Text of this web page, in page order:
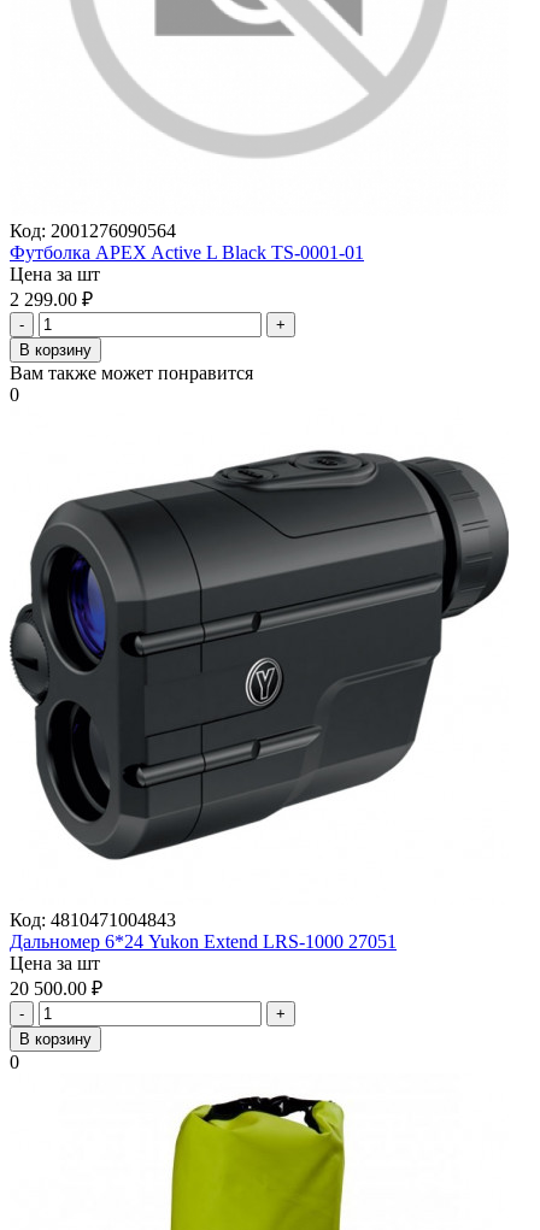
Код: 2001276090564
Футболка APEX Active L Black TS-0001-01
Цена за шт
2 299.00 ₽
-
+
В корзину
Вам также может понравится
0
Код: 4810471004843
Дальномер 6*24 Yukon Extend LRS-1000 27051
Цена за шт
20 500.00 ₽
-
+
В корзину
0